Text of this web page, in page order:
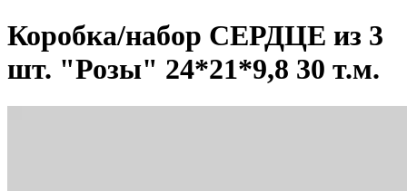
Коробка/набор СЕРДЦЕ из 3
шт. "Розы" 24*21*9,8 30 т.м.